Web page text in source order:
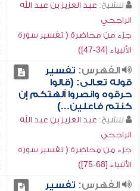
للشيخ: عبد العزيز بن عبد الله
الراجحي
جزء من محاضرة ( تفسير سورة
الأنبياء [34-47])
الفهرس: تفسير
قوله تعالى: (قالوا
حرقوه وانصروا آلهتكم إن
كنتم فاعلين...)
للشيخ: عبد العزيز بن عبد الله
الراجحي
جزء من محاضرة ( تفسير سورة
الأنبياء [68-75])
الفهرس: تفسير